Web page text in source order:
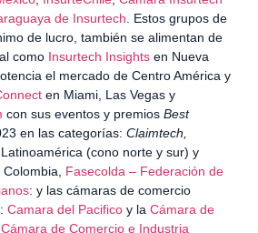
de Insurtech. Estos grupos de
de lucro, también se alimentan de
como Insurtech Insights en Nueva
el mercado de Centro América y
en Miami, Las Vegas y
con sus eventos y premios Best
en las categorías: Claimtech,
(cono norte y sur) y
Fasecolda – Federación de
: y las cámaras de comercio
Camara del Pacifico y la Cámara de
Cámara de Comercio e Industria